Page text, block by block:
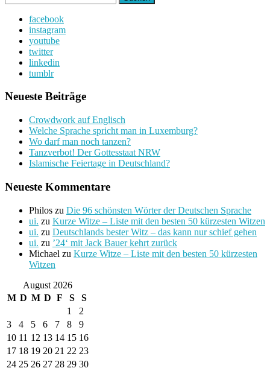
nach:
facebook
instagram
youtube
twitter
linkedin
tumblr
Neueste Beiträge
Crowdwork auf Englisch
Welche Sprache spricht man in Luxemburg?
Wo darf man noch tanzen?
Tanzverbot! Der Gottesstaat NRW
Islamische Feiertage in Deutschland?
Neueste Kommentare
Philos zu Die 96 schönsten Wörter der Deutschen Sprache
ui. zu Kurze Witze – Liste mit den besten 50 kürzesten Witzen
ui. zu Deutschlands bester Witz – das kann nur schief gehen
ui. zu ’24‘ mit Jack Bauer kehrt zurück
Michael zu Kurze Witze – Liste mit den besten 50 kürzesten
Witzen
August 2026
M D M D F S
S
1
2
3
4 5 6 7 8
9
10 11 12 13 14 15 16
17 18 19 20 21 22 23
24 25 26 27 28 29 30